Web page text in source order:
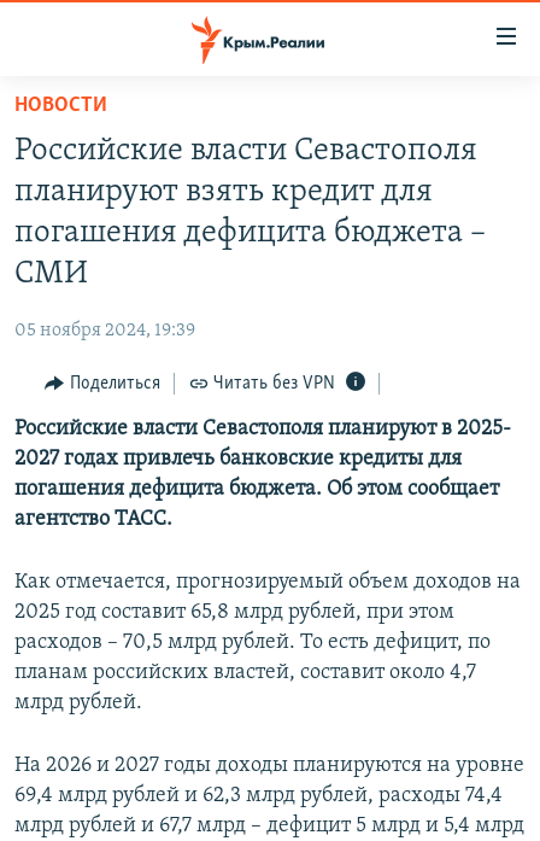
Вернуться
основному
содержанию
главной
Вернутся
поиску
КАРТА ВОЕННЫХ ОБЪЕКТОВ КРЫМА
ИСТОРИЯ
ИНТЕРАКТИВ
ИНФОГРАФИКА
ТЕЛЕПРОЕКТ КРЫМ.РЕАЛИИ
СОВЕТЫ ПРАВОЗАЩИТНИКОВ
ПРОПАВШИЕ БЕЗ ВЕСТИ
КРЫМ.НЕПОКОРЕННЫЙ
ELIFBE
УКРАИНСКАЯ ПРОБЛЕМА КРЫМА
РАДІО СВОБОДА
КАК ОБОЙТИ БЛОКИРОВКУ
Українською
Qırımtatar
НОВОСТИ
Российские власти Севастополя
планируют взять кредит для
погашения дефицита бюджета –
СМИ
05 ноября 2024, 19:39
Поделиться Читать без VPN
Российские власти Севастополя планируют в 2025-
2027 годах привлечь банковские кредиты для
погашения дефицита бюджета. Об этом сообщает
агентство ТАСС.
Как отмечается, прогнозируемый объем доходов на
2025 год составит 65,8 млрд рублей, при этом
расходов – 70,5 млрд рублей. То есть дефицит, по
планам российских властей, составит около 4,7
млрд рублей.
На 2026 и 2027 годы доходы планируются на уровне
69,4 млрд рублей и 62,3 млрд рублей, расходы 74,4
млрд рублей и 67,7 млрд – дефицит 5 млрд и 5,4 млрд